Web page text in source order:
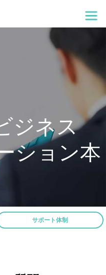
ジネス
ション本
サポート体制